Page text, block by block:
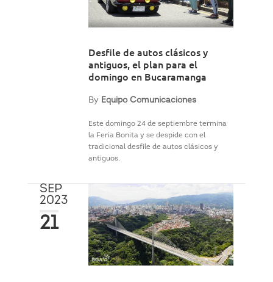
Desfile de autos clásicos y
antiguos, el plan para el
domingo en Bucaramanga
By Equipo Comunicaciones
Este domingo 24 de septiembre termina
la Feria Bonita y se despide con el
tradicional desfile de autos clásicos y
antiguos.
SEP
2023
21